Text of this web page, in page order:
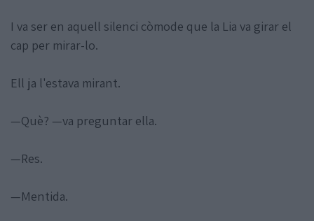
I va ser en aquell silenci còmode que la Lia va girar el
cap per mirar-lo.
Ell ja l'estava mirant.
—Què? —va preguntar ella.
—Res.
—Mentida.